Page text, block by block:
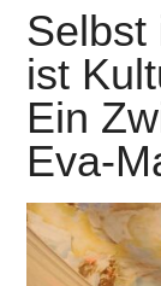
Selbst
ist
Ein
Eva-